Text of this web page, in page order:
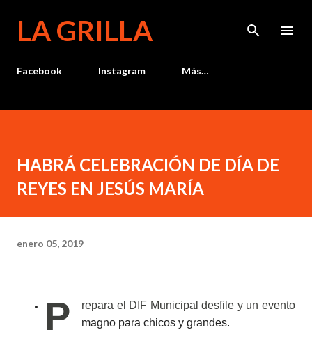
LA GRILLA
Facebook Instagram Más…
HABRÁ CELEBRACIÓN DE DÍA DE
REYES EN JESÚS MARÍA
enero 05, 2019
P
repara el DIF Municipal desfile y un evento
magno para chicos y grandes.